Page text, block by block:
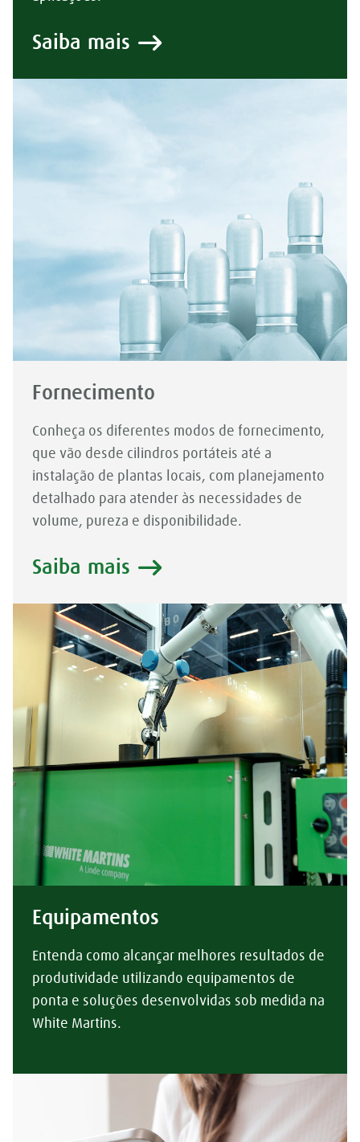
Saiba mais
Fornecimento
Conheça os diferentes modos de fornecimento,
que vão desde cilindros portáteis até a
instalação de plantas locais, com planejamento
detalhado para atender às necessidades de
volume, pureza e disponibilidade.
Saiba mais
Equipamentos
Entenda como alcançar melhores resultados de
produtividade utilizando equipamentos de
ponta e soluções desenvolvidas sob medida na
White Martins.